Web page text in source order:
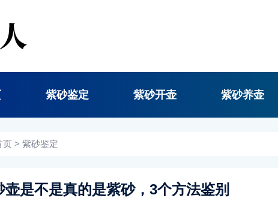
紫砂鉴定 紫砂开壶 紫砂养壶
页 > 紫砂鉴定
是不是真的是紫砂，3个方法鉴别